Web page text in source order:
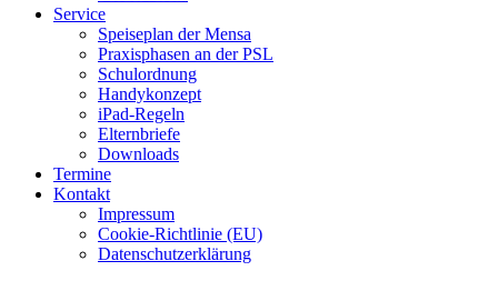
Service
Speiseplan der Mensa
Praxisphasen an der PSL
Schulordnung
Handykonzept
iPad-Regeln
Elternbriefe
Downloads
Termine
Kontakt
Impressum
Cookie-Richtlinie (EU)
Datenschutzerklärung